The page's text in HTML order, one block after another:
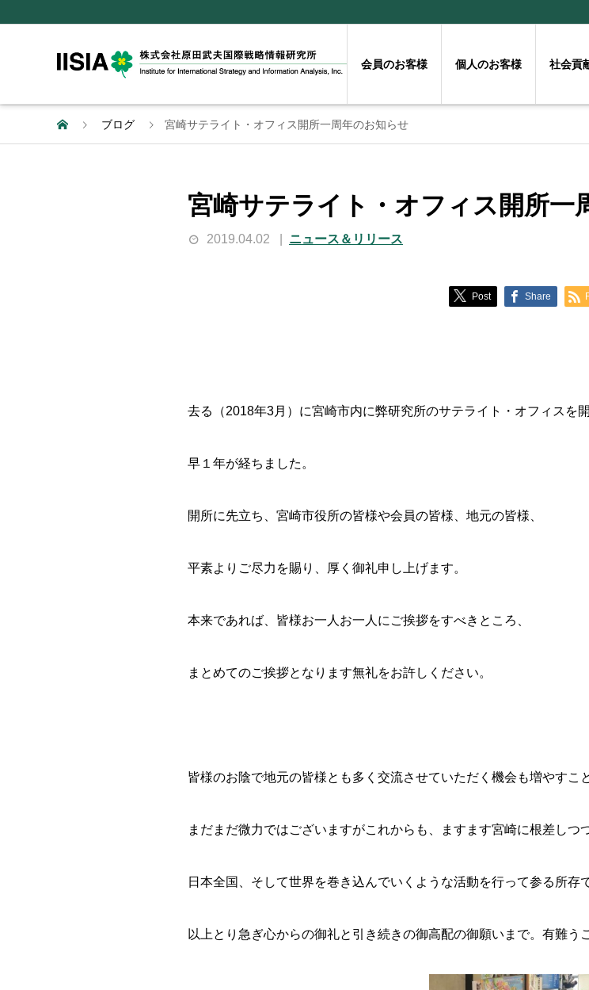
会員のお客様 個人のお客様 社会貢
ブログ 宮崎サテライト・オフィス開所一周年のお知らせ
宮崎サテライト・オフィス開所一
2019.04.02 ニュース＆リリース
Post Share
去る（2018年3月）に宮崎市内に弊研究所のサテライト・オフィスを
早１年が経ちました。
開所に先立ち、宮崎市役所の皆様や会員の皆様、地元の皆様、
平素よりご尽力を賜り、厚く御礼申し上げます。
本来であれば、皆様お一人お一人にご挨拶をすべきところ、
まとめてのご挨拶となります無礼をお許しください。
皆様のお陰で地元の皆様とも多く交流させていただく機会も増やすこ
まだまだ微力ではございますがこれからも、ますます宮崎に根差しつ
日本全国、そして世界を巻き込んでいくような活動を行って参る所存
以上とり急ぎ心からの御礼と引き続きの御高配の御願いまで。有難う